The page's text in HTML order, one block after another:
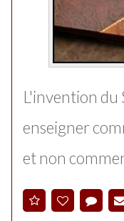
L'invention du
enseigner
et non